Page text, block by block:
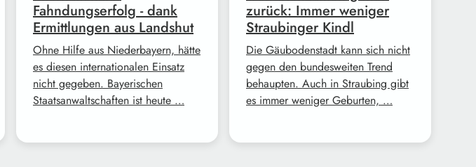
Fahndungserfolg - dank
Ermittlungen aus Landshut
Ohne Hilfe aus Niederbayern, hätte
es diesen internationalen Einsatz
nicht gegeben. Bayerischen
Staatsanwaltschaften ist heute …
zurück: Immer weniger
Straubinger Kindl
Die Gäubodenstadt kann sich nicht
gegen den bundesweiten Trend
behaupten. Auch in Straubing gibt
es immer weniger Geburten, …